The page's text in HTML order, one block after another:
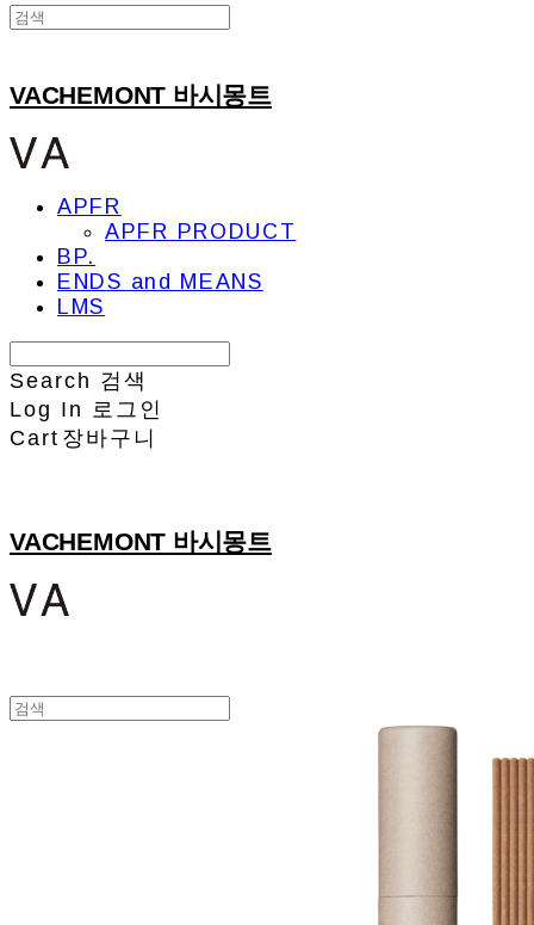
VACHEMONT 바시몽트
APFR
APFR PRODUCT
BP.
ENDS and MEANS
LMS
Search 검색
Log In 로그인
Cart 장바구니
VACHEMONT 바시몽트